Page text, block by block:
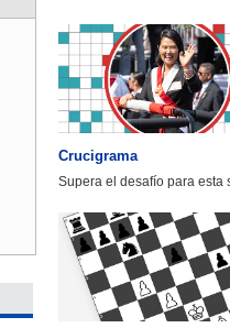
Crucigrama
Supera el desafío para esta